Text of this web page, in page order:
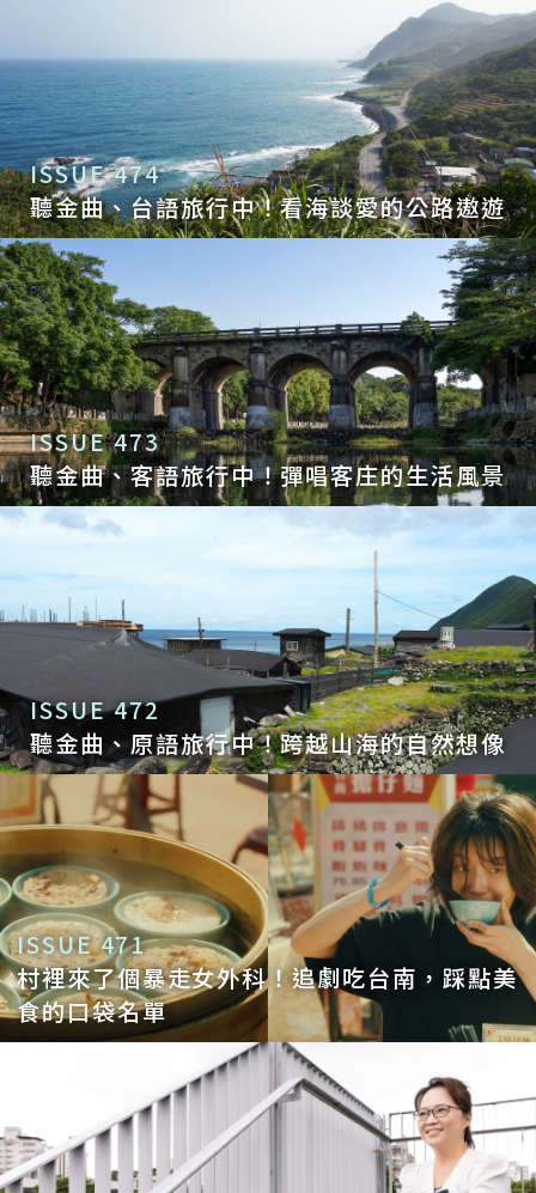
ISSUE 474
聽金曲、台語旅行中！看海談愛的公路遨遊
ISSUE 473
聽金曲、客語旅行中！彈唱客庄的生活風景
ISSUE 472
聽金曲、原語旅行中！跨越山海的自然想像
ISSUE 471
村裡來了個暴走女外科！追劇吃台南，踩點美
食的口袋名單